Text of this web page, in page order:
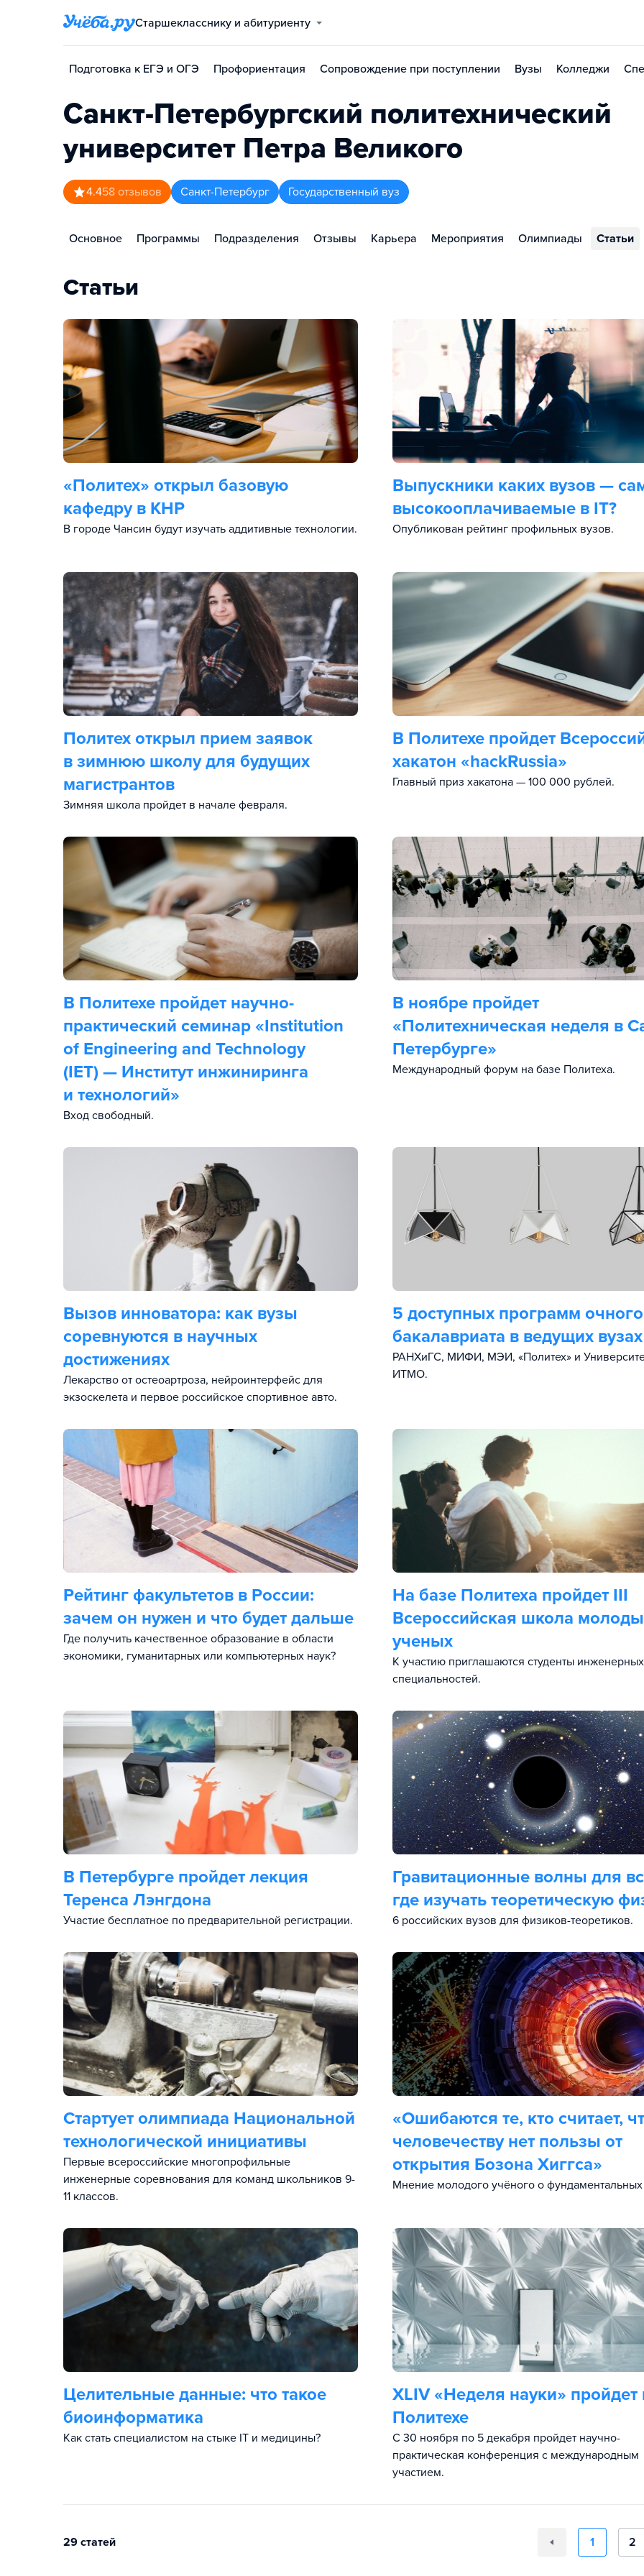
Старшекласснику и абитуриенту
Подготовка к ЕГЭ и ОГЭ Профориентация Сопровождение при поступлении Вузы Колледжи
Санкт-Петербургский политехнический
университет Петра Великого
4.458 отзывов Санкт-Петербург Государственный вуз
Основное Программы Подразделения Отзывы Карьера Мероприятия Олимпиады Статьи
Статьи
«Политех» открыл базовую
кафедру в КНР
В городе Чансин будут изучать аддитивные технологии.
Выпускники каких вузов —
высокооплачиваемые в IT?
Опубликован рейтинг профильных вузов.
Политех открыл прием заявок
в зимнюю школу для будущих
магистрантов
Зимняя школа пройдет в начале февраля.
В Политехе пройдет
хакатон «hackRussia»
Главный приз хакатона — 100 000 рублей.
В Политехе пройдет научно-
практический семинар «Institution
of Engineering and Technology
(IET) — Институт инжиниринга
и технологий»
Вход свободный.
В ноябре пройдет
«Политехническая неделя в
Петербурге»
Международный форум на базе Политеха.
Вызов инноватора: как вузы
соревнуются в научных
достижениях
Лекарство от остеоартроза, нейроинтерфейс для
экзоскелета и первое российское спортивное авто.
5 доступных программ очного
бакалавриата в ведущих вузах
РАНХиГС, МИФИ, МЭИ, «Политех» и
ИТМО.
Рейтинг факультетов в России:
зачем он нужен и что будет дальше
Где получить качественное образование в области
экономики, гуманитарных или компьютерных наук?
На базе Политеха пройдет III
Всероссийская школа
ученых
К участию приглашаются студенты инженерных
специальностей.
В Петербурге пройдет лекция
Теренса Лэнгдона
Участие бесплатное по предварительной регистрации.
Гравитационные волны для
где изучать теоретическую
6 российских вузов для физиков-теоретиков.
Стартует олимпиада Национальной
технологической инициативы
Первые всероссийские многопрофильные
инженерные соревнования для команд школьников 9-
11 классов.
«Ошибаются те, кто считает,
человечеству нет пользы от
открытия Бозона Хиггса»
Мнение молодого учёного о фундаментальных
Целительные данные: что такое
биоинформатика
Как стать специалистом на стыке IT и медицины?
XLIV «Неделя науки» пройдет
Политехе
С 30 ноября по 5 декабря пройдет научно-
практическая конференция с международным
участием.
29 статей 1 2